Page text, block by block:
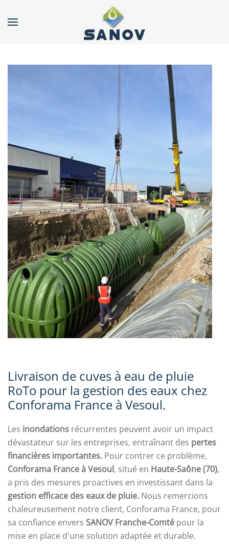
Accéder au contenu principal
Livraison de cuves à eau de pluie
RoTo pour la gestion des eaux chez
Conforama France à Vesoul.
Les inondations récurrentes peuvent avoir un impact
dévastateur sur les entreprises, entraînant des pertes
financières importantes. Pour contrer ce problème,
Conforama France à Vesoul, situé en Haute-Saône (70),
a pris des mesures proactives en investissant dans la
gestion efficace des eaux de pluie. Nous remercions
chaleureusement notre client, Conforama France, pour
sa confiance envers SANOV Franche-Comté pour la
mise en place d'une solution adaptée et durable.